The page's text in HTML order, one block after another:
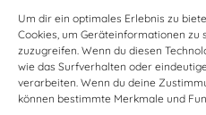
Um dir ein optimales Erlebnis zu
Cookies, um Geräteinformationen
zuzugreifen. Wenn du diesen
wie das Surfverhalten oder
verarbeiten. Wenn du deine
können bestimmte Merkmale und